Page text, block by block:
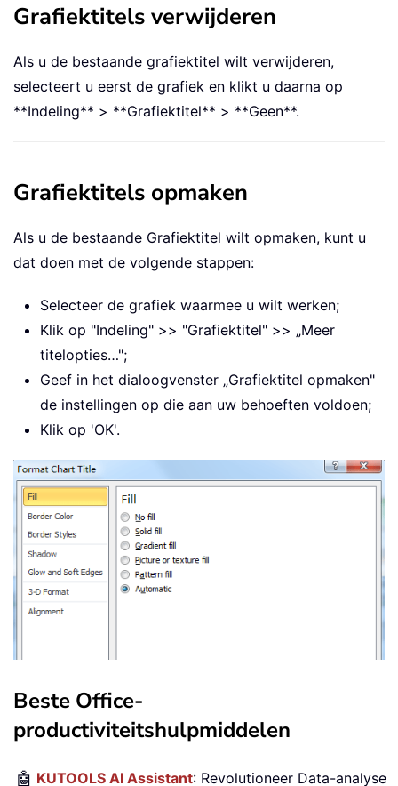
Grafiektitels verwijderen
Als u de bestaande grafiektitel wilt verwijderen,
selecteert u eerst de grafiek en klikt u daarna op
**Indeling** > **Grafiektitel** > **Geen**.
Grafiektitels opmaken
Als u de bestaande Grafiektitel wilt opmaken, kunt u
dat doen met de volgende stappen:
Selecteer de grafiek waarmee u wilt werken;
Klik op "Indeling" >> "Grafiektitel" >> „Meer
titelopties…";
Geef in het dialoogvenster „Grafiektitel opmaken"
de instellingen op die aan uw behoeften voldoen;
Klik op 'OK'.
Beste Office-
productiviteitshulpmiddelen
🤖 KUTOOLS AI Assistant: Revolutioneer Data-analyse